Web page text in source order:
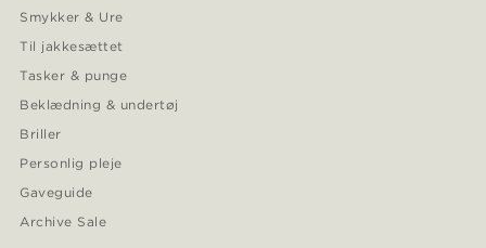
Smykker & Ure
Til jakkesættet
Tasker & punge
Beklædning & undertøj
Briller
Personlig pleje
Gaveguide
Archive Sale